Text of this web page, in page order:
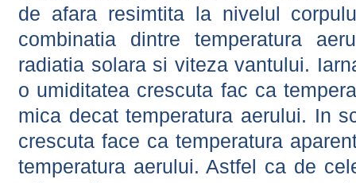
de afara resimtita la nivelul
combinatia dintre temperatura
radiatia solara si viteza vantului.
o umiditatea crescuta fac ca
mica decat temperatura aerului. In
crescuta face ca temperatura
temperatura aerului. Astfel ca de